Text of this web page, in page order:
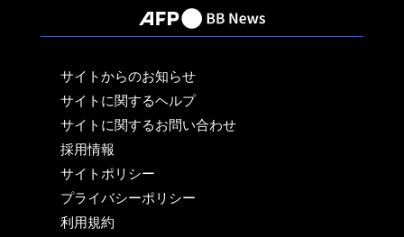
サイトからのお知らせ
サイトに関するヘルプ
サイトに関するお問い合わせ
採用情報
サイトポリシー
プライバシーポリシー
利用規約